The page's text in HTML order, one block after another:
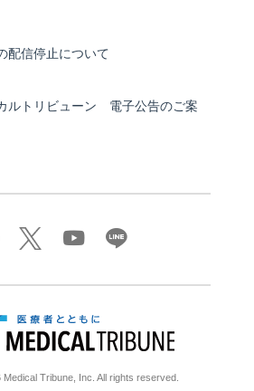
配信停止について
ルトリビューン 電子公告のご案
Tribune, Inc. All rights reserved.